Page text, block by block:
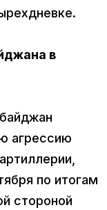
в
агрессию
по итогам
стороной